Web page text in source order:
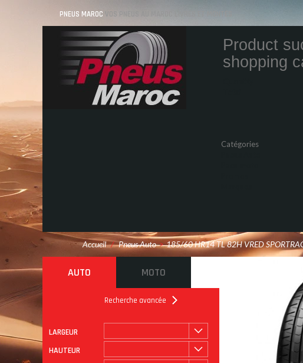
PNEUS MAROC VOS PNEUS AU MAROC LIVRÉS ET MONTÉS
Product
shopping
Catégories
Accueil / Pneus Auto > 185/60 HR14 TL 82H VRED
AUTO MOTO
Recherche avancée
LARGEUR
HAUTEUR
ROULAGE À PLAT